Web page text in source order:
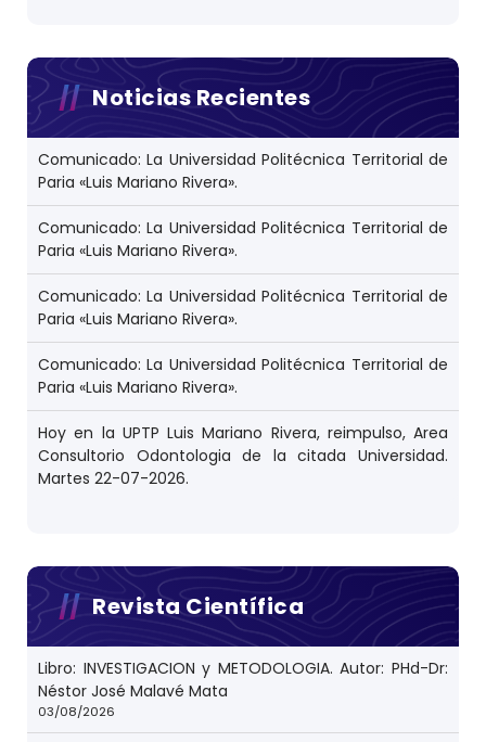
a
Noticias Recientes
Comunicado: La Universidad Politécnica Territorial de
Paria «Luis Mariano Rivera».
Comunicado: La Universidad Politécnica Territorial de
Paria «Luis Mariano Rivera».
Comunicado: La Universidad Politécnica Territorial de
Paria «Luis Mariano Rivera».
Comunicado: La Universidad Politécnica Territorial de
Paria «Luis Mariano Rivera».
Hoy en la UPTP Luis Mariano Rivera, reimpulso, Area
Consultorio Odontologia de la citada Universidad.
Martes 22-07-2026.
Revista Científica
Libro: INVESTIGACION y METODOLOGIA. Autor: PHd-Dr:
Néstor José Malavé Mata
03/08/2026